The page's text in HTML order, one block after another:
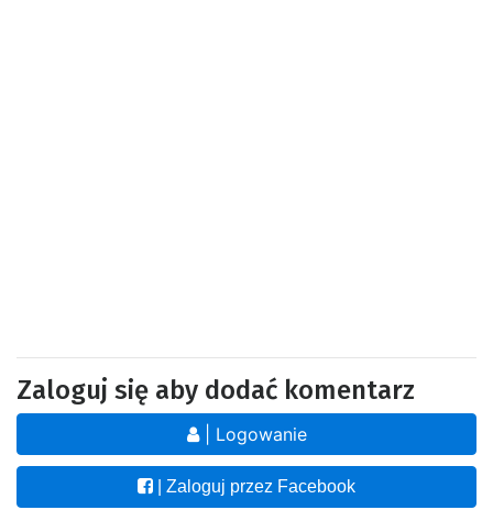
Zaloguj się aby dodać komentarz
| Logowanie
| Zaloguj przez Facebook